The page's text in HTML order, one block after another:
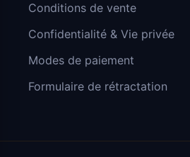
Conditions de vente
Confidentialité & Vie privée
Modes de paiement
Formulaire de rétractation